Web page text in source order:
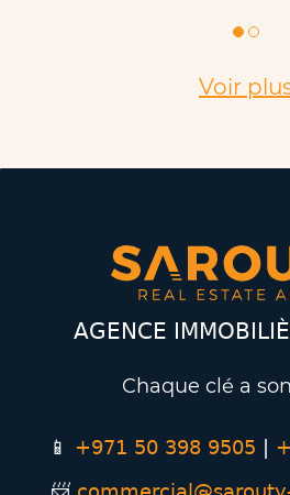
Voir
AGENCE
Chaque clé a
📱 +971 50 398 9505